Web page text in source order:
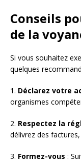
Conseils
de la
Si vous souhaitez
quelques
1. Déclarez votre
organismes
2. Respectez la
délivrez des
3. Formez-vous :